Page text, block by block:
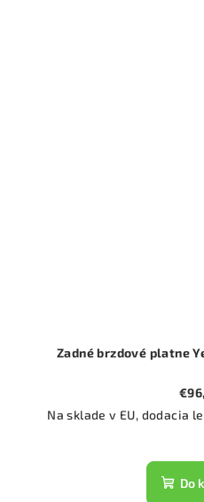
Zadné brzdové platne
Na sklade v EU, dodacia
Do